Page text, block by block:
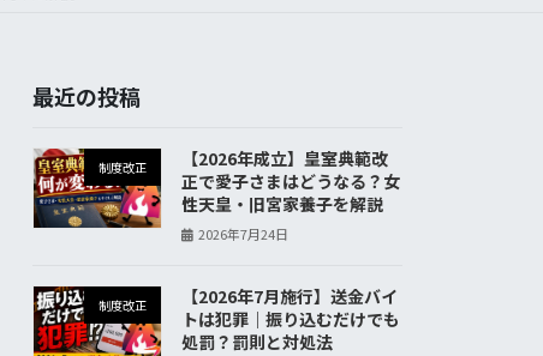
最近の投稿
制度改正
【2026年成立】皇室典範改
正で愛子さまはどうなる？女
性天皇・旧宮家養子を解説
2026年7月24日
制度改正
【2026年7月施行】送金バイ
トは犯罪｜振り込むだけでも
処罰？罰則と対処法